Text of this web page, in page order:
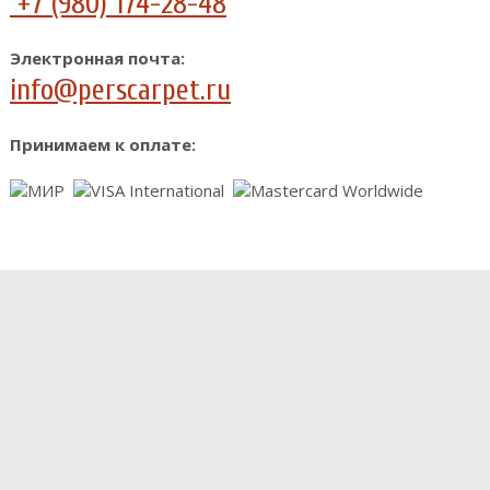
Электронная почта:
info@perscarpet.ru
Принимаем к оплате: